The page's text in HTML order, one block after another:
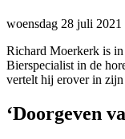
woensdag 28 juli 2021
Richard Moerkerk is in
Bierspecialist in de
vertelt hij erover in
‘Doorgeven